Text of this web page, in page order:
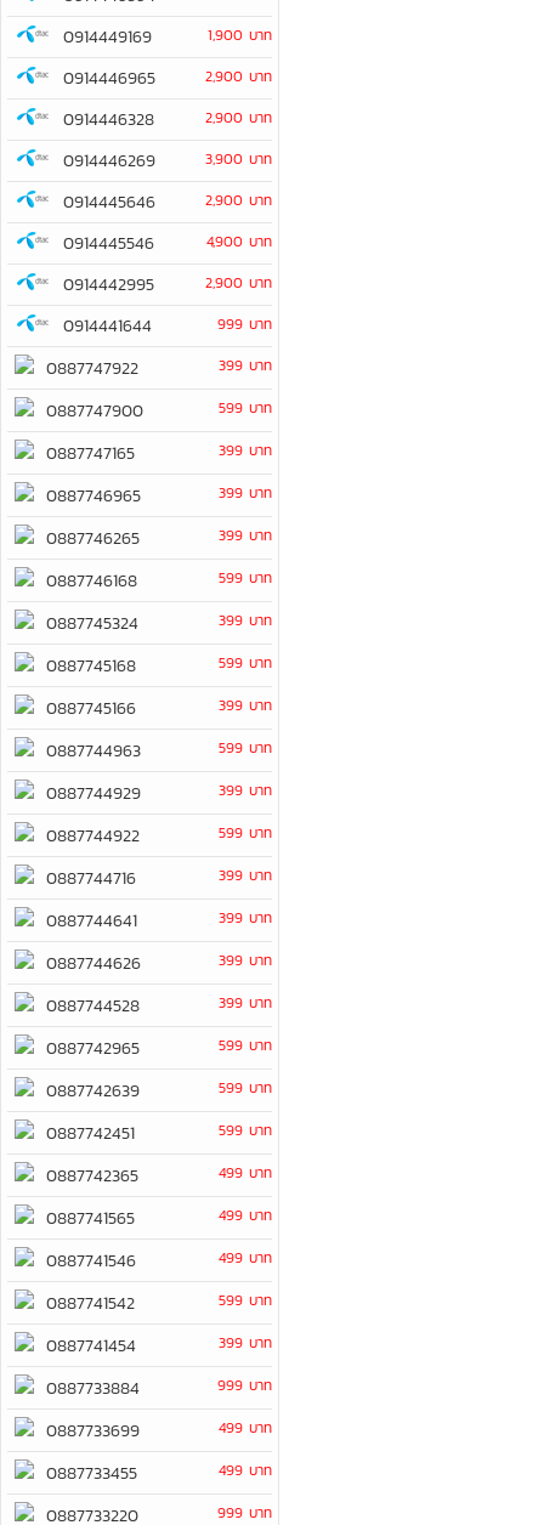
0914449169 1,900 บาท
0914446965 2,900 บาท
0914446328 2,900 บาท
0914446269 3,900 บาท
0914445646 2,900 บาท
0914445546 4,900 บาท
0914442995 2,900 บาท
0914441644 999 บาท
0887747922 399 บาท
0887747900 599 บาท
0887747165 399 บาท
0887746965 399 บาท
0887746265 399 บาท
0887746168 599 บาท
0887745324 399 บาท
0887745168 599 บาท
0887745166 399 บาท
0887744963 599 บาท
0887744929 399 บาท
0887744922 599 บาท
0887744716 399 บาท
0887744641 399 บาท
0887744626 399 บาท
0887744528 399 บาท
0887742965 599 บาท
0887742639 599 บาท
0887742451 599 บาท
0887742365 499 บาท
0887741565 499 บาท
0887741546 499 บาท
0887741542 599 บาท
0887741454 399 บาท
0887733884 999 บาท
0887733699 499 บาท
0887733455 499 บาท
0887733220 999 บาท